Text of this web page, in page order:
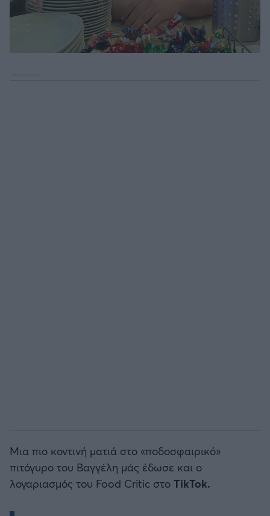
Μια πιο κοντινή ματιά στο «ποδοσφαιρικό»
πιτόγυρο του Βαγγέλη μάς έδωσε και ο
λογαριασμός του Food Critic στο TikTok.